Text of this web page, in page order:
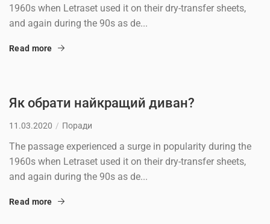
1960s when Letraset used it on their dry-transfer sheets,
and again during the 90s as de...
Read more
Як обрати найкращий диван?
11.03.2020 Поради
The passage experienced a surge in popularity during the
1960s when Letraset used it on their dry-transfer sheets,
and again during the 90s as de...
Read more